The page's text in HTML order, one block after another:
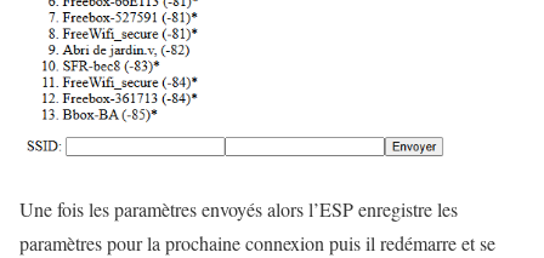
Une fois les paramètres envoyés alors l’ESP enregistre les
paramètres pour la prochaine connexion puis il redémarre et se